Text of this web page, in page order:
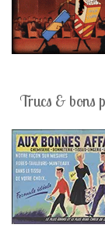
Trucs & bons